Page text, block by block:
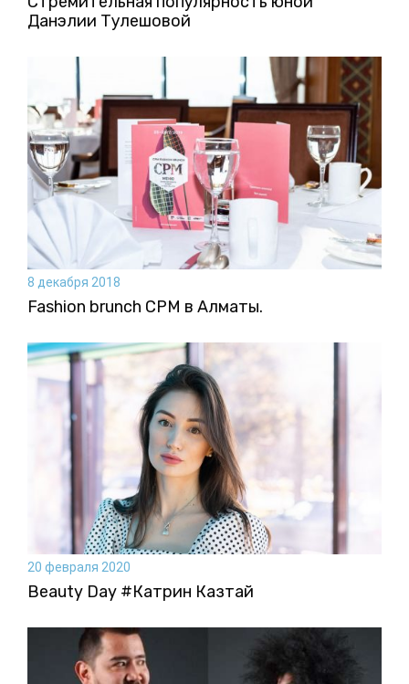
Данэлии Тулешовой
8 декабря 2018
Fashion brunch CPM в Алматы.
20 февраля 2020
Beauty Day #Катрин Казтай